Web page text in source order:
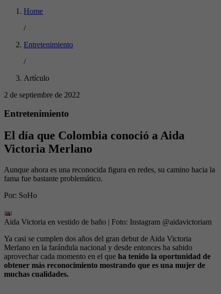
Home
/
Entretenimiento
/
Artículo
2 de septiembre de 2022
Entretenimiento
El día que Colombia conoció a Aida
Victoria Merlano
Aunque ahora es una reconocida figura en redes, su camino hacia la
fama fue bastante problemático.
Por: SoHo
Aida Victoria en vestido de baño | Foto: Instagram @aidavictoriam
Ya casi se cumplen dos años del gran debut de Aida Victoria
Merlano en la farándula nacional y desde entonces ha sabido
aprovechar cada momento en el que ha tenido la oportunidad de
obtener más reconocimiento mostrando que es una mujer de
muchas cualidades.